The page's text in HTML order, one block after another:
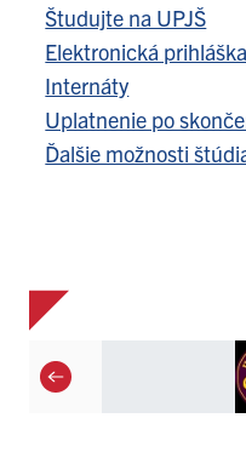
Študujte na UPJŠ
Elektronická prihláška
Internáty
Uplatnenie po
Ďalšie možnosti